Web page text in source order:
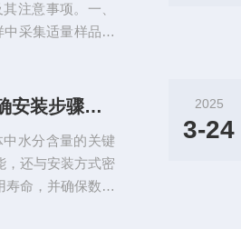
注意事项。一、
采集适量样品。
当稀释后才能准
维萨拉DMT143L在线式露点变送器的正确安装步骤分享
水分含量的关键
，还与安装方式密
命，并确保数据
2025
3-24